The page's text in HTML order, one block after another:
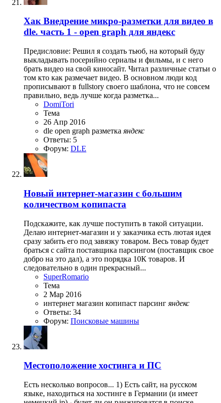
Хак Внедрение микро-разметки для видео в
dle. часть 1 - open graph для яндекс
Предисловие: Решил я создать тьюб, на который буду
выкладывать посерийно сериалы и фильмы, и с него
брать видео на свой киносайт. Читал различные статьи о
том кто как размечает видео. В основном люди код
прописывают в fullstory своего шаблона, что не совсем
правильно, ведь лучше когда разметка...
DomiTori
Тема
26 Апр 2016
dle open graph разметка яндекс
Ответы: 5
Форум: DLE
Новый интернет-магазин с большим
количеством копипаста
Подскажите, как лучше поступить в такой ситуации.
Делаю интернет-магазин и у заказчика есть лютая идея
сразу забить его под завязку товаром. Весь товар будет
браться с сайта поставщика парсингом (поставщик свое
добро на это дал), а это порядка 10К товаров. И
следовательно в один прекрасный...
SuperRomario
Тема
2 Мар 2016
интернет магазин копипаст парсинг яндекс
Ответы: 34
Форум: Поисковые машины
Местоположение хостинга и ПС
Есть несколько вопросов... 1) Есть сайт, на русском
языке, находиться на хостинге в Германии (и имеет